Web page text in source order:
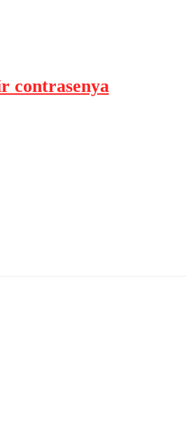
contrasenya